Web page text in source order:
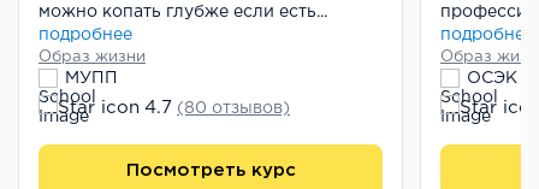
можно копать глубже если есть...
подробнее
Образ жизни
МУПП
4.7 (80 отзывов)
Посмотреть курс
подробнее
Образ
ОСЭК